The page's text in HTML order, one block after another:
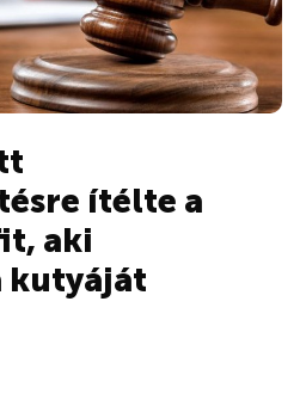
ítélte a
aki
kutyáját